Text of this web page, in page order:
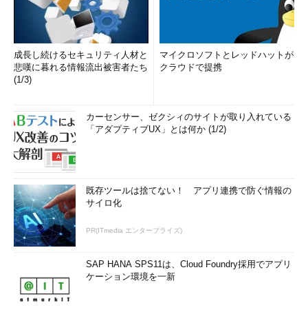
成長し続けるセキュリティ人材と
悲嘆に暮れる情報流出被害者たち
(1/3)
マイクロソフトとレッドハットが
クラウドで提携
カーセンサー、ゼクシィのサイトが取り入れている
「アダプティブUX」とは何か (1/2)
既存ツールは捨てない！ アプリ連携で防ぐ情報の
サイロ化
PR(ITmedia エンタープライズ)
SAP HANA SPS11は、Cloud Foundry採用でアプリ
ケーション環境を一新